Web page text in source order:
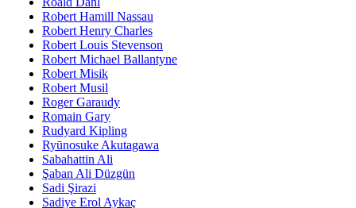
Robert Hamill Nassau
Robert Henry Charles
Robert Louis Stevenson
Robert Michael Ballantyne
Robert Misik
Robert Musil
Roger Garaudy
Romain Gary
Rudyard Kipling
Ryūnosuke Akutagawa
Sabahattin Ali
Şaban Ali Düzgün
Sadi Şirazi
Sadiye Erol Aykaç